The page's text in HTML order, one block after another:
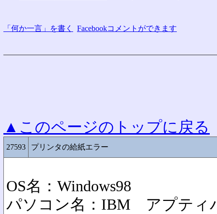
「何か一言」を書く Facebookコメントができます
▲このページのトップに戻る
27593 プリンタの給紙エラー
OS名：Windows98
パソコン名：IBM アプティ